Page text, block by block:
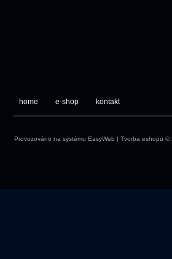
home e-shop kontakt
Provozováno na systému EasyWeb | Tvorba eshopu ©